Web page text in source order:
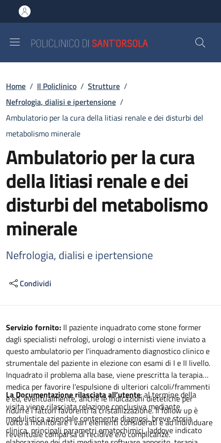
al contenuto principale
to footer content
Briciole di pane
Home / Il Policlinico / Strutture /
Nefrologia, dialisi e ipertensione /
Ambulatorio per la cura della litiasi renale e dei disturbi del
metabolismo minerale
Ambulatorio per la cura
della litiasi renale e dei
disturbi del metabolismo
minerale
Nefrologia, dialisi e ipertensione
Condividi
Descrizione
Servizio fornito: Il paziente inquadrato come stone former
dagli specialisti nefrologi, urologi o internisti viene inviato a
questo ambulatorio per l'inquadramento diagnostico clinico e
strumentale del paziente in elezione con esami di I e II livello.
Inquadrato il problema alla base, viene prescritta la terapia
medica per favorire l'espulsione di ulteriori calcoli/frammenti
e ed, eventualmente, anche le indicazioni dietetiche per
ridurre i fattori favorenti la cristallizzazione. Il follow up è
volto a monitorare i vari elementi considerati e ad individuare
l'eventuale comparsa di recidive e/o complicanze.
La Documentazione rilasciata all’utente: al termine della
visita viene rilasciata relazione conclusiva mediante
modulistica aziendale contenente diagnosi, breve storia
clinica, principali parametri ematochimici, laddove indicato